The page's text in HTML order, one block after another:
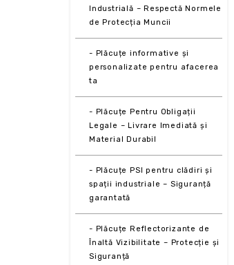
Industrială – Respectă Normele
de Protecția Muncii
- Plăcuțe informative și
personalizate pentru afacerea
ta
- Plăcuțe Pentru Obligații
Legale – Livrare Imediată și
Material Durabil
- Plăcuțe PSI pentru clădiri și
spații industriale – Siguranță
garantată
- Plăcuțe Reflectorizante de
Înaltă Vizibilitate – Protecție și
Siguranță